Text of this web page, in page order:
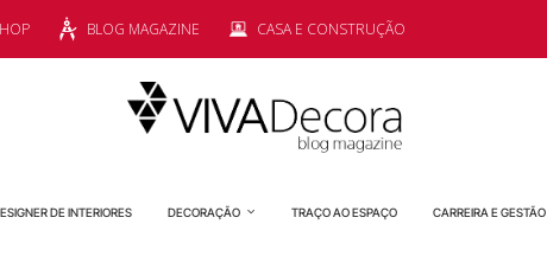
BLOG MAGAZINE CASA E CONSTRUÇÃO
DE INTERIORES DECORAÇÃO TRAÇO AO ESPAÇO CARREIRA E GESTÃO